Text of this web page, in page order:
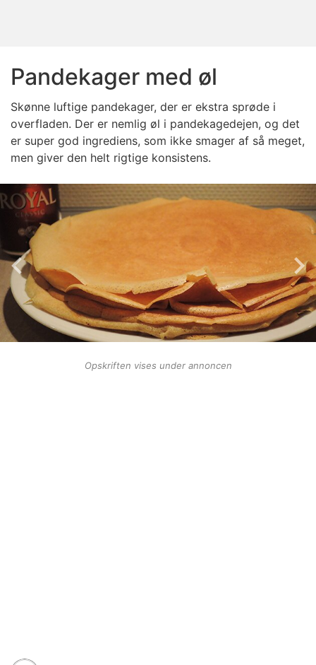
Pandekager med øl
Skønne luftige pandekager, der er ekstra sprøde i
overfladen. Der er nemlig øl i pandekagedejen, og det
er super god ingrediens, som ikke smager af så meget,
men giver den helt rigtige konsistens.
Opskriften vises under annoncen